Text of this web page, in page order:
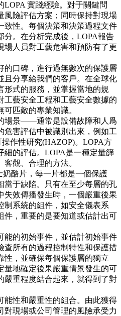
實踐經驗。對于關鍵問
風險評估方案；同時保持對現場
致性。每個決策和決策過程文件
分。在分析完成後，LOPA報告
場人員對工藝危害和預防有了更
的口碑，進行過無數次的保護層
且分享給我們的客戶。在全球化
形式的服務，並掌握當地的規
工藝安全工程和工藝安全數據的
匹敵的專業知識。
場景——通常是設備故障和人爲
害評估中被識別出來，例如工
作性研究(HAZOP)。LOPA方
細的評估。LOPA是一種定量篩
觀、合理的方法。
酪片，每一片都是一個保護
當于缺陷。只有在至少每層的孔
失效傳播發生時，一個嚴重後果
制系統的組件，如安全儀表系
件，重要的是要知道或估計出可
能的初始事件，並估計初始事件
查所有的過程控制特性和保護措
性，並確保每個保護層的獨立
量地確定後果嚴重情景發生的可
嚴重程度結合起來，就得到了對
能性和嚴重性的組合。由此獲得
對現場或公司管理的風險承受力